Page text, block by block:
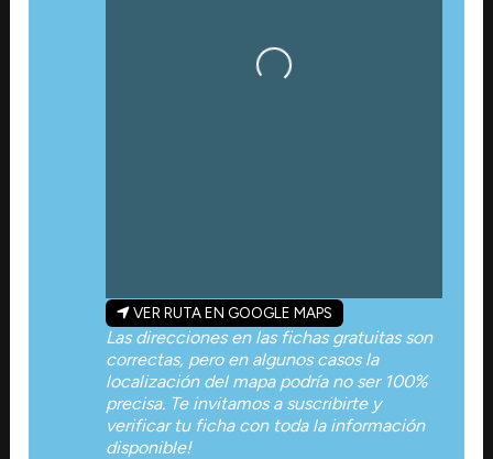
Cargando…
VER RUTA EN GOOGLE MAPS
Las direcciones en las fichas gratuitas son
correctas, pero en algunos casos la
localización del mapa podría no ser 100%
precisa. Te invitamos a suscribirte y
verificar tu ficha con toda la información
disponible!